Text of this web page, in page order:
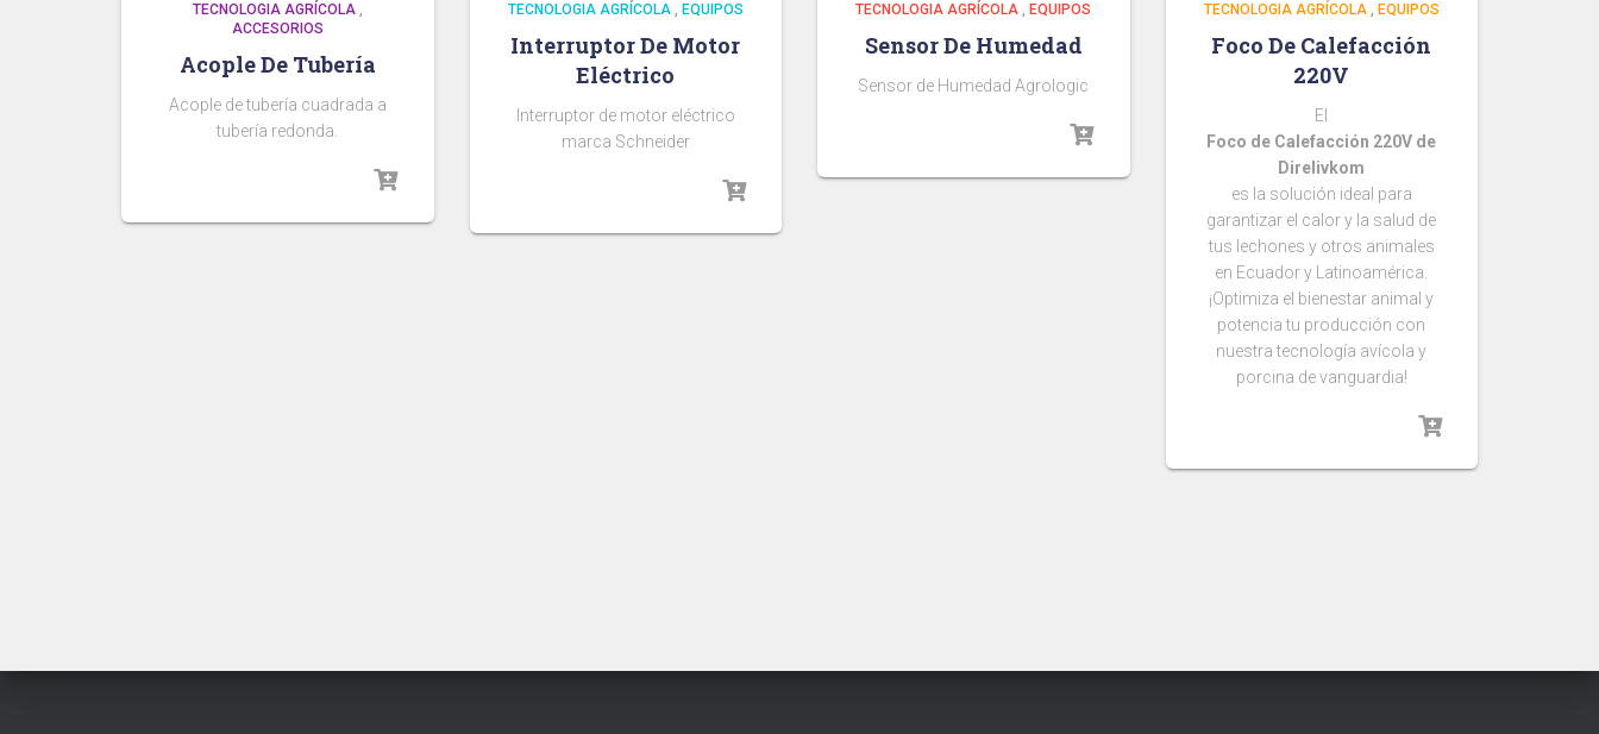
TECNOLOGIA AGRÍCOLA,
ACCESORIOS
Acople De Tubería
Acople de tubería cuadrada a
tubería redonda.
TECNOLOGIA AGRÍCOLA, EQUIPOS
Interruptor De Motor
Eléctrico
Interruptor de motor eléctrico
marca Schneider
TECNOLOGIA AGRÍCOLA , EQUIPOS
Sensor De Humedad
Sensor de Humedad Agrologic
TECNOLOGIA AGRÍCOLA, EQUIPOS
Foco De Calefacción
220V
El
Foco de Calefacción 220V de
Direlivkom
es la solución ideal para
garantizar el calor y la salud de
tus lechones y otros animales
en Ecuador y Latinoamérica.
¡Optimiza el bienestar animal y
potencia tu producción con
nuestra tecnología avícola y
porcina de vanguardia!